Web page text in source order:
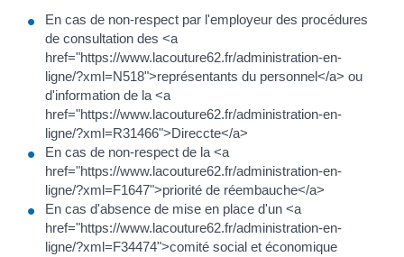
En cas de non-respect par l'employeur des procédures
de consultation des <a
href="https://www.lacouture62.fr/administration-en-
ligne/?xml=N518">représentants du personnel</a> ou
d'information de la <a
href="https://www.lacouture62.fr/administration-en-
ligne/?xml=R31466">Direccte</a>
En cas de non-respect de la <a
href="https://www.lacouture62.fr/administration-en-
ligne/?xml=F1647">priorité de réembauche</a>
En cas d'absence de mise en place d'un <a
href="https://www.lacouture62.fr/administration-en-
ligne/?xml=F34474">comité social et économique